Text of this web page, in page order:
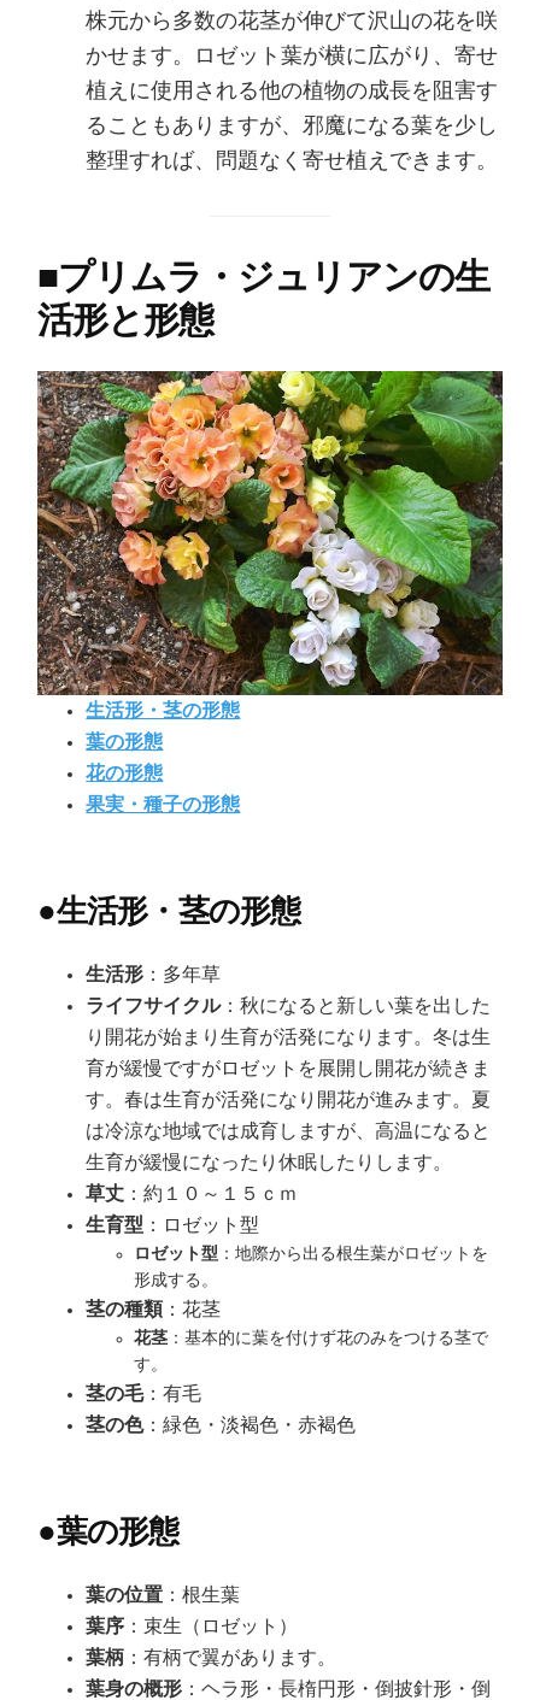
株元から多数の花茎が伸びて沢山の花を咲
かせます。ロゼット葉が横に広がり、寄せ
植えに使用される他の植物の成長を阻害す
ることもありますが、邪魔になる葉を少し
整理すれば、問題なく寄せ植えできます。
■プリムラ・ジュリアンの生
活形と形態
生活形・茎の形態
葉の形態
花の形態
果実・種子の形態
●生活形・茎の形態
生活形 ：多年草
ライフサイクル：秋になると新しい葉を出した
り開花が始まり生育が活発になります。冬は生
育が緩慢ですがロゼットを展開し開花が続きま
す。春は生育が活発になり開花が進みます。夏
は冷涼な地域では成育しますが、高温になると
生育が緩慢になったり休眠したりします。
草丈 ：約１０～１５ｃｍ
生育型 ：ロゼット型
ロゼット型 ：地際から出る根生葉がロゼットを
形成する。
茎の種類 ：花茎
花茎 ：基本的に葉を付けず花のみをつける茎で
す。
茎の毛：有毛
茎の色：緑色・淡褐色・赤褐色
●葉の形態
葉の位置 ：根生葉
葉序 ：束生（ロゼット）
葉柄 ：有柄で翼があります。
葉身の概形 ：ヘラ形・長楕円形・倒披針形・倒